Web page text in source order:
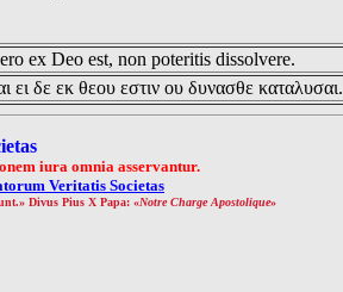
ex Deo est, non poteritis dissolvere.
δε εκ θεου εστιν ου δυνασθε καταλυσαι.
iura omnia asservantur.
Veritatis Societas
Divus Pius X Papa: «Notre Charge Apostolique»